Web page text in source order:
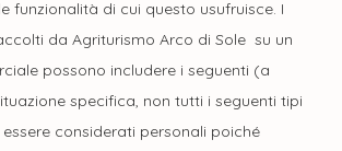
funzionalità di cui questo usufruisce. I
da Agriturismo Arco di Sole su un
possono includere i seguenti (a
specifica, non tutti i seguenti tipi
considerati personali poiché